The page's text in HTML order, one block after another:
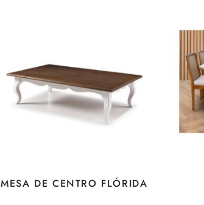
MESA DE CENTRO FLÓRIDA